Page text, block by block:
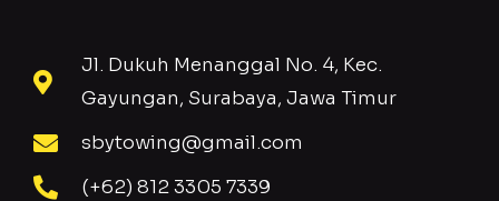
Jl. Dukuh Menanggal No. 4, Kec.
Gayungan, Surabaya, Jawa Timur
sbytowing@gmail.com
(+62) 812 3305 7339